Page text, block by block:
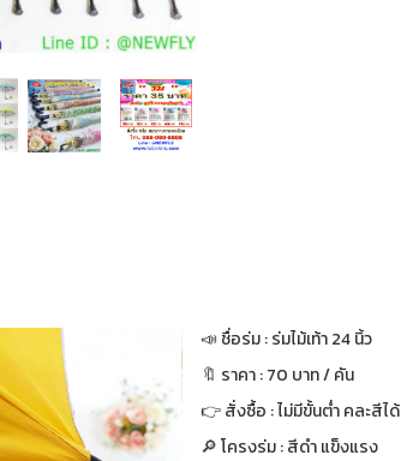
📣 ชื่อร่ม : ร่มไม้เท้า 24 นิ้ว
🔖 ราคา : 70 บาท / คัน
👉 สั่งซื้อ : ไม่มีขั้นต่ำ คละสีได้
🔎 โครงร่ม : สีดำ แข็งแรง